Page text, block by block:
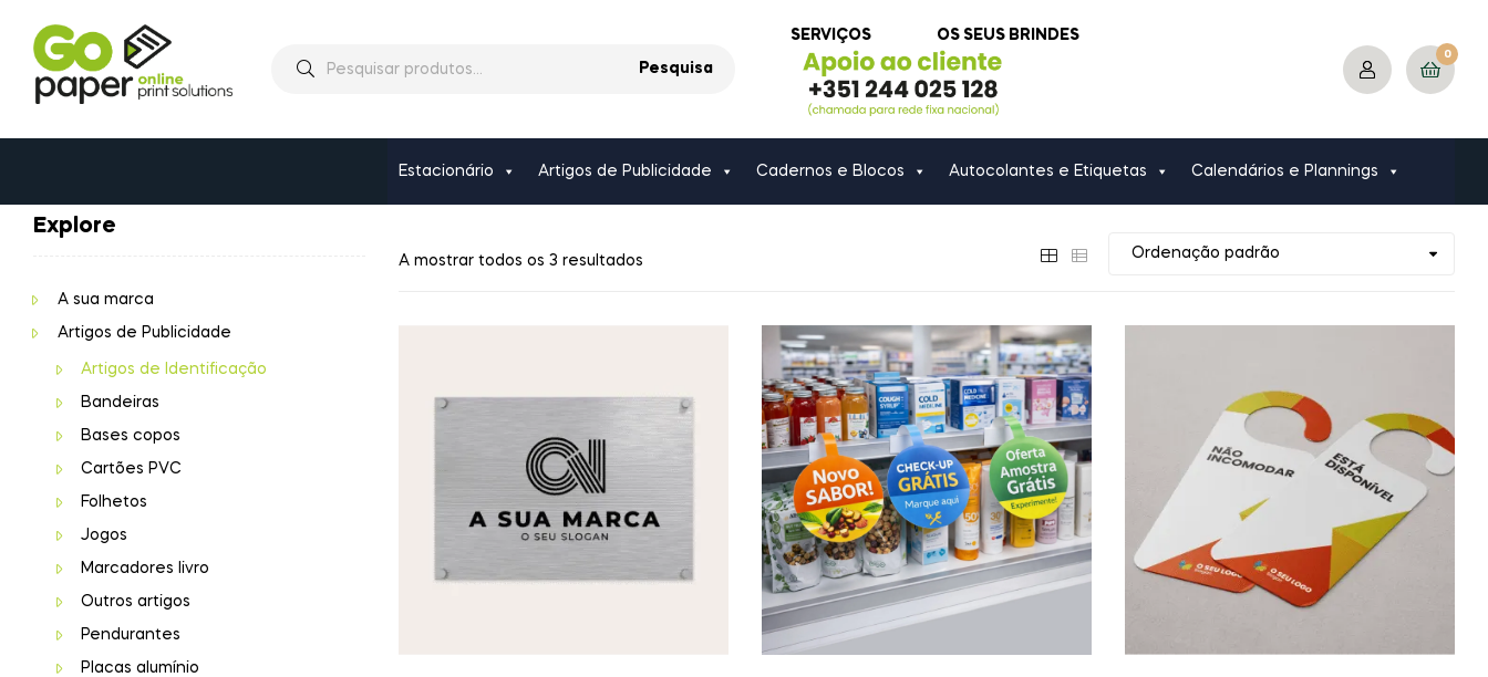
Pesquisa
SERVIÇOS OS SEUS BRINDES
0
Estacionário Artigos de Publicidade Cadernos e Blocos Autocolantes e Etiquetas Calendários e Plannings
A mostrar todos os 3 resultados
Explore
A sua marca
Artigos de Publicidade
Artigos de Identificação
Bandeiras
Bases copos
Cartões PVC
Folhetos
Jogos
Marcadores livro
Outros artigos
Pendurantes
Placas alumínio